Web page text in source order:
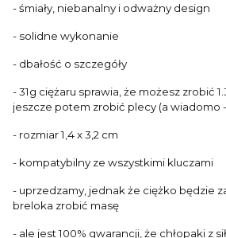
- śmiały, niebanalny i odważny design
- solidne wykonanie
- dbałość o szczegóły
- 31g ciężaru sprawia, że możesz zrobić
jeszcze potem zrobić plecy (a wiadomo
- rozmiar 1,4 x 3,2 cm
- kompatybilny ze wszystkimi kluczami
- uprzedzamy, jednak że ciężko będzie
breloka zrobić masę
- ale jest 100% gwarancji, że chłopaki z